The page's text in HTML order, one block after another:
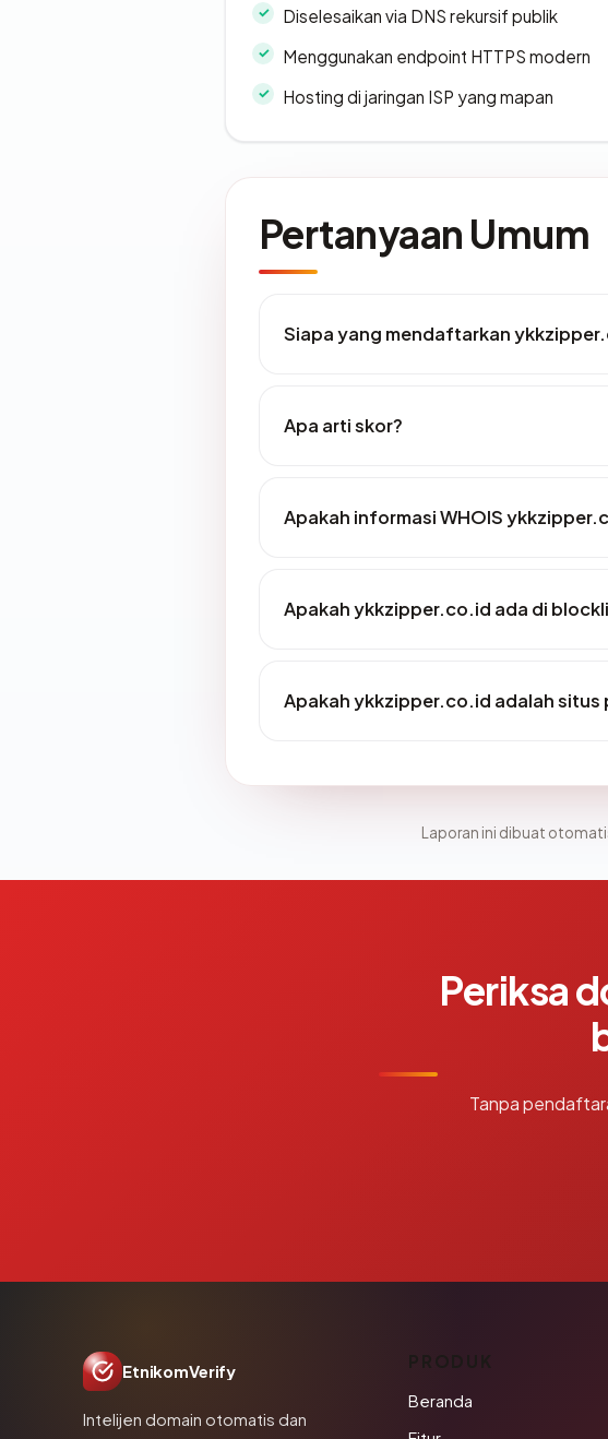
Diselesaikan via DNS rekursif publik
Menggunakan endpoint HTTPS modern
Hosting di jaringan ISP yang mapan
Pertanyaan Umum
Siapa yang mendaftarkan
Apa arti skor?
Apakah informasi WHOIS
Apakah ykkzipper.co.id ada di
Apakah ykkzipper.co.id adalah situs
Laporan ini dibuat
Periksa
Tanpa
EtnikomVerify
Intelijen domain otomatis dan
PRODUK
Beranda